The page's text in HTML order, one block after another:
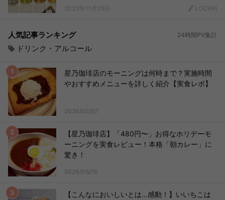
2023年11月29日 LOCARI
人気記事ランキング 24時間PV集計
ドリンク・アルコール
星乃珈琲店のモーニングは何時まで？実施時間
やおすすめメニューを詳しく紹介【実食レポ】
2026/02/07
【星乃珈琲店】「480円〜」お得なホリデーモ
ーニングを実食レビュー！本格「朝カレー」に
驚き！
2026/05/16
【こんなにおいしいとは…感動！】いいちこは